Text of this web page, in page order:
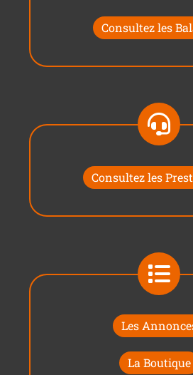
Consultez les
Consultez les
Les
La Boutique